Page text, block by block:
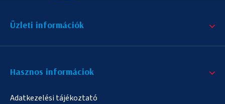
Üzleti információk
Hasznos informáciok
Adatkezelési tájékoztató